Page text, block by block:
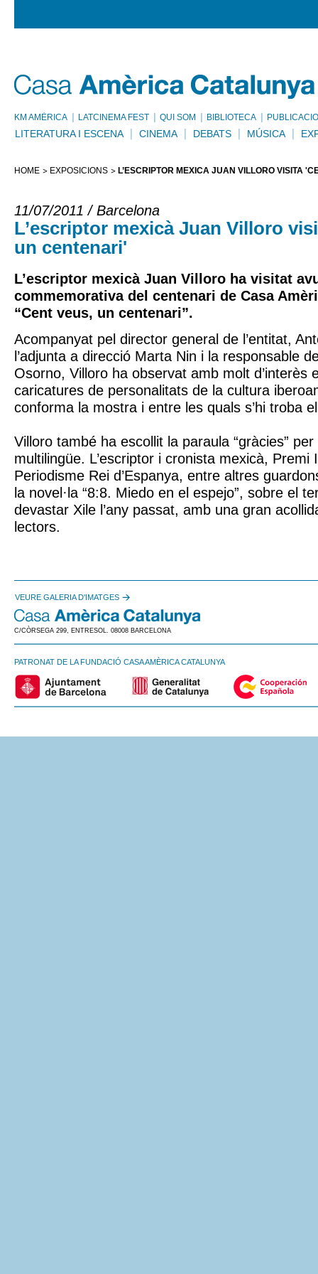
KM AMÈRICA LATCINEMA FEST QUI SOM BIBLIOTECA
LITERATURA I ESCENA CINEMA DEBATS MÚSICA
HOME EXPOSICIONS L’ESCRIPTOR MEXICÀ JUAN VILLORO VISITA
11/07/2011 / Barcelona
L’escriptor mexicà Juan Villoro
un centenari'
L’escriptor mexicà Juan Villoro ha visitat
commemorativa del centenari de Casa
“Cent veus, un centenari”.
Acompanyat pel director general de l’entitat,
l’adjunta a direcció Marta Nin i la responsable
Osorno, Villoro ha observat amb molt d’interès
caricatures de personalitats de la cultura
conforma la mostra i entre les quals s’hi troba
Villoro també ha escollit la paraula “gràcies”
multilingüe. L’escriptor i cronista mexicà, Premi
Periodisme Rei d’Espanya, entre altres
la novel·la “8:8. Miedo en el espejo”, sobre el
devastar Xile l’any passat, amb una gran
lectors.
VEURE GALERIA D'IMATGES
C/CÒRSEGA 299, ENTRESOL. 08008 BARCELONA
PATRONAT DE LA FUNDACIÓ CASA AMÈRICA CATALUNYA